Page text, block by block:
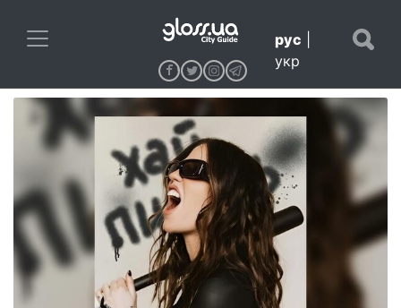
рус
укр